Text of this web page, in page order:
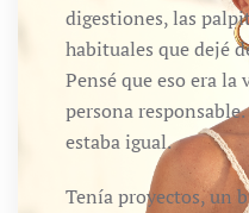
digestiones, las
habituales que dejé
Pensé que eso era
persona
estaba igual.
Tenía proyectos, un